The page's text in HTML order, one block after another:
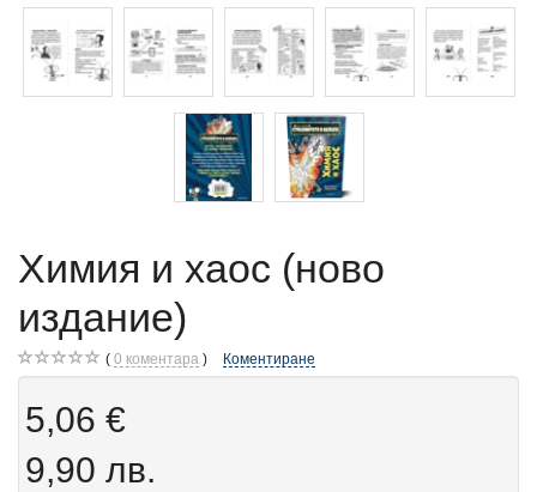
Химия и хаос (ново
издание)
0 коментара Коментиране
5,06 €
9,90 лв.